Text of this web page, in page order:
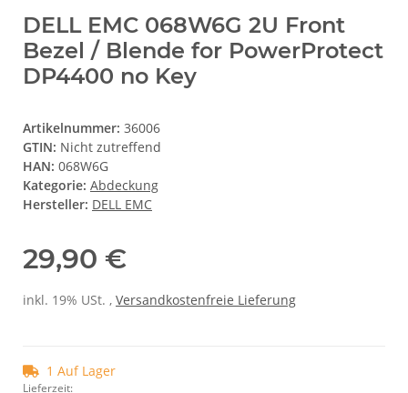
DELL EMC 068W6G 2U Front
Bezel / Blende for PowerProtect
DP4400 no Key
Artikelnummer: 36006
GTIN: Nicht zutreffend
HAN: 068W6G
Kategorie: Abdeckung
Hersteller: DELL EMC
29,90 €
inkl. 19% USt. , Versandkostenfreie Lieferung
1 Auf Lager
Lieferzeit: